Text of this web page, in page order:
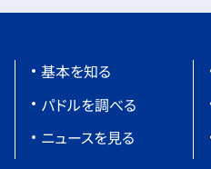
基本を知る
パドルを調べる
ニュースを見る